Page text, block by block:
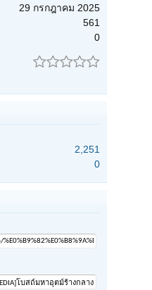
29 กรกฎาคม 2025
561
0
2,251
0